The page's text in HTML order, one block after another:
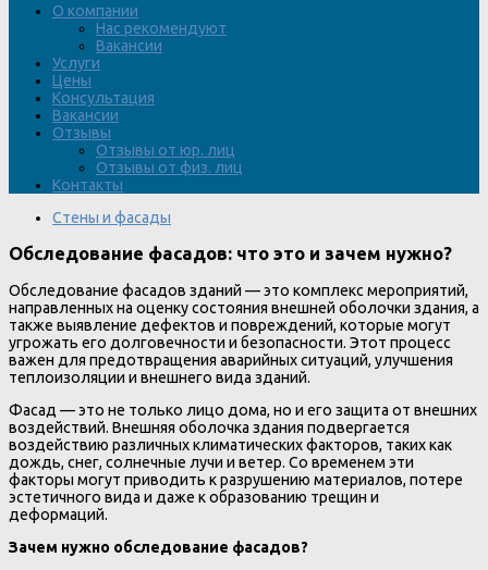
О компании
Нас рекомендуют
Вакансии
Услуги
Цены
Консультация
Вакансии
Отзывы
Отзывы от юр. лиц
Отзывы от физ. лиц
Контакты
Стены и фасады
Обследование фасадов: что это и зачем нужно?
Обследование фасадов зданий — это комплекс мероприятий,
направленных на оценку состояния внешней оболочки здания, а
также выявление дефектов и повреждений, которые могут
угрожать его долговечности и безопасности. Этот процесс
важен для предотвращения аварийных ситуаций, улучшения
теплоизоляции и внешнего вида зданий.
Фасад — это не только лицо дома, но и его защита от внешних
воздействий. Внешняя оболочка здания подвергается
воздействию различных климатических факторов, таких как
дождь, снег, солнечные лучи и ветер. Со временем эти
факторы могут приводить к разрушению материалов, потере
эстетичного вида и даже к образованию трещин и
деформаций.
Зачем нужно обследование фасадов?